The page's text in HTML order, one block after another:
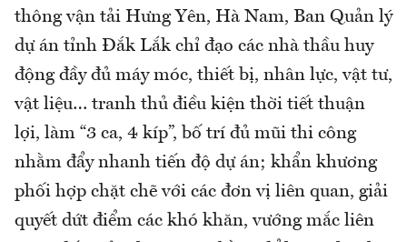
thông vận tải Hưng Yên, Hà Nam, Ban Quản lý
dự án tỉnh Đắk Lắk chỉ đạo các nhà thầu huy
động đầy đủ máy móc, thiết bị, nhân lực, vật tư,
vật liệu… tranh thủ điều kiện thời tiết thuận
lợi, làm “3 ca, 4 kíp”, bố trí đủ mũi thi công
nhằm đẩy nhanh tiến độ dự án; khẩn khương
phối hợp chặt chẽ với các đơn vị liên quan, giải
quyết dứt điểm các khó khăn, vướng mắc liên